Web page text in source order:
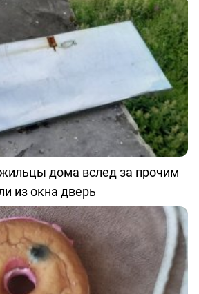
дома вслед за прочим
из окна дверь